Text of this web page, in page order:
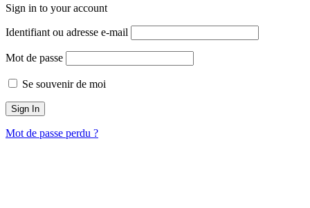
Sign in to your account
Identifiant ou adresse e-mail
Mot de passe
Se souvenir de moi
Mot de passe perdu ?